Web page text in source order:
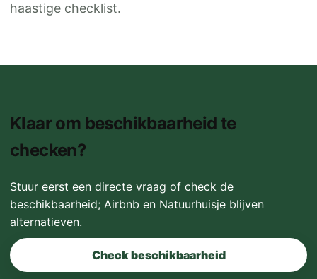
haastige checklist.
Klaar om beschikbaarheid te
checken?
Stuur eerst een directe vraag of check de
beschikbaarheid; Airbnb en Natuurhuisje blijven
alternatieven.
Check beschikbaarheid